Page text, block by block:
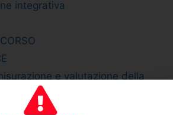
integrativa
e valutazione della